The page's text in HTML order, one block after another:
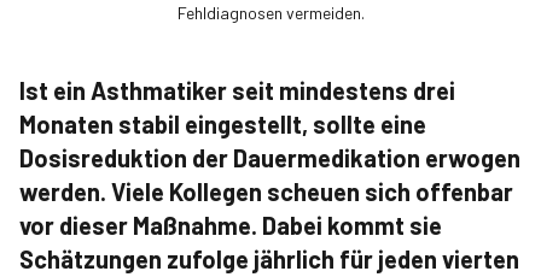
Fehldiagnosen vermeiden.
Ist ein Asthmatiker seit mindestens drei
Monaten stabil eingestellt, sollte eine
Dosisreduktion der Dauer­medikation erwogen
werden. Viele Kollegen scheuen sich offenbar
vor dieser Maßnahme. Dabei kommt sie
Schätzungen zufolge jährlich für jeden vierten